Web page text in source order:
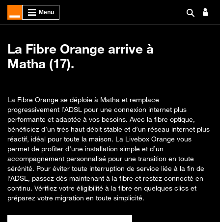
La Fibre Orange arrive à
Matha (17).
La Fibre Orange se déploie à Matha et remplace
progressivement l’ADSL pour une connexion internet plus
performante et adaptée à vos besoins. Avec la fibre optique,
bénéficiez d’un très haut débit stable et d’un réseau internet plus
réactif, idéal pour toute la maison. La Livebox Orange vous
permet de profiter d’une installation simple et d’un
accompagnement personnalisé pour une transition en toute
sérénité. Pour éviter toute interruption de service liée à la fin de
l’ADSL, passez dès maintenant à la fibre et restez connecté en
continu. Vérifiez votre éligibilité à la fibre en quelques clics et
préparez votre migration en toute simplicité.